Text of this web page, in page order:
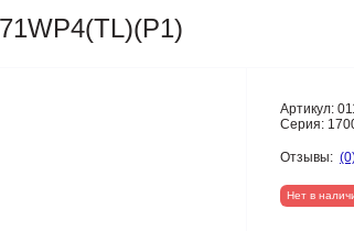
Артикул:
Серия:
Отзывы:
Нет в